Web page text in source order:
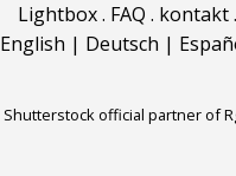
Lightbox. FAQ . kontakt.
English | Deutsch |
Shutterstock official partner of